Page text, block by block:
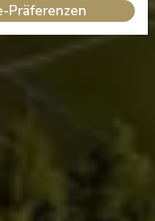
Präferenzen